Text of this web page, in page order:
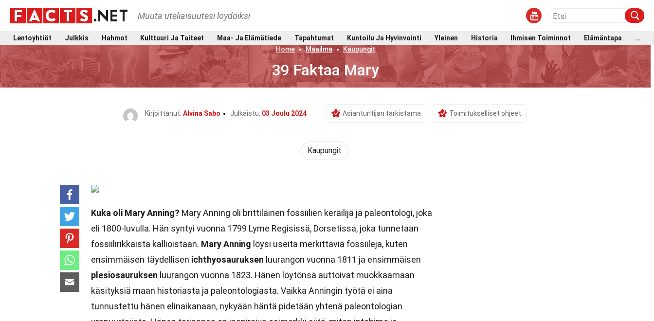
Muuta uteliaisuutesi löydöiksi
Lentoyhtiöt Julkkis Hahmot Kulttuuri Ja Taiteet Maa- Ja Elämätiede Tapahtumat Kuntoilu Ja Hyvinvointi Yleinen Historia Ihmisen Toiminnot Elämäntapa
...
Home
Maailma Kaupungit
39 Faktaa Mary
Kirjoittanut: Alvina Sabo Julkaistu: 03 Joulu 2024 Asiantuntijan tarkistama Toimitukselliset ohjeet
Kaupungit
Kuka oli Mary Anning? Mary Anning oli brittiläinen fossiilien keräilijä ja paleontologi, joka
eli 1800-luvulla. Hän syntyi vuonna 1799 Lyme Regisissä, Dorsetissa, joka tunnetaan
fossiilirikkaista kallioistaan. Mary Anning löysi useita merkittäviä fossiileja, kuten
ensimmäisen täydellisen ichthyosauruksen luurangon vuonna 1811 ja ensimmäisen
plesiosauruksen luurangon vuonna 1823. Hänen löytönsä auttoivat muokkaamaan
käsityksiä maan historiasta ja paleontologiasta. Vaikka Anningin työtä ei aina
tunnustettu hänen elinaikanaan, nykyään häntä pidetään yhtenä paleontologian